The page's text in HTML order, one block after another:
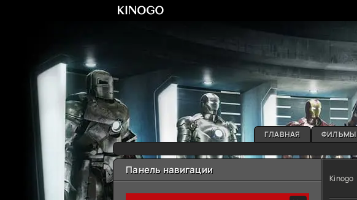
ГЛАВНАЯ ФИЛЬМЫ
Панель навигации
Kinogo